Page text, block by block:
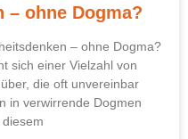
– ohne Dogma?
– ohne Dogma?
sich einer Vielzahl von
die oft unvereinbar
in verwirrende Dogmen